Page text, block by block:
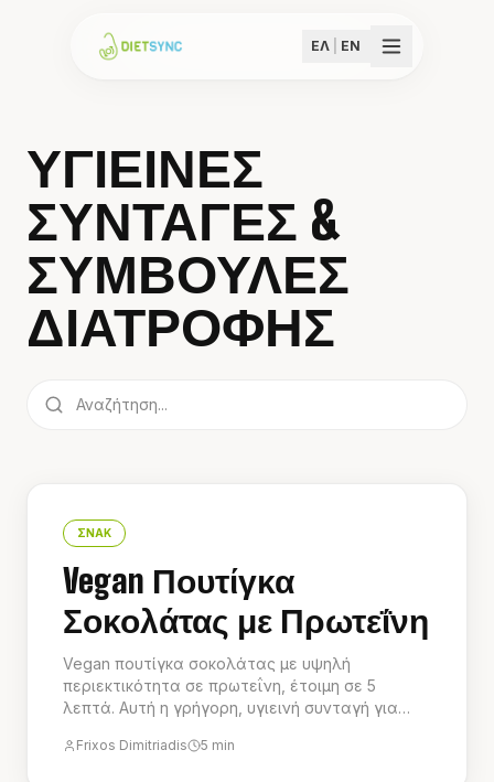
ΕΛ EN
ΥΓΙΕΙΝΕΣ
ΣΥΝΤΑΓΕΣ &
ΣΥΜΒΟΥΛΕΣ
ΔΙΑΤΡΟΦΗΣ
ΣΝΑΚ
Vegan Πουτίγκα
Σοκολάτας με Πρωτεΐνη
Vegan πουτίγκα σοκολάτας με υψηλή
περιεκτικότητα σε πρωτεΐνη, έτοιμη σε 5
λεπτά. Αυτή η γρήγορη, υγιεινή συνταγή για
και 18g πρωτεΐνης ανά μερίδα, καθιστώντας
Frixos Dimitriadis 5 min